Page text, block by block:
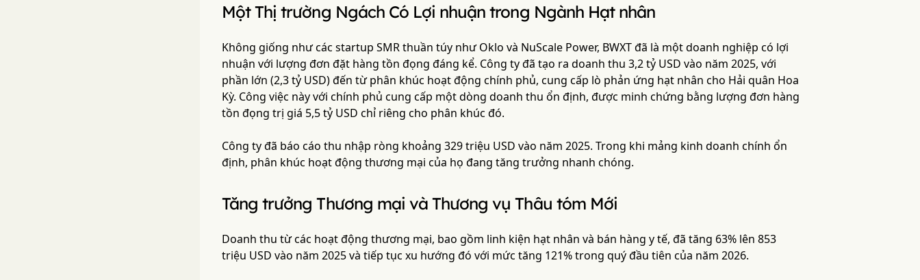
Một Thị trường Ngách Có Lợi nhuận trong Ngành Hạt nhân
Không giống như các startup SMR thuần túy như Oklo và NuScale Power, BWXT đã là một doanh nghiệp có lợi
nhuận với lượng đơn đặt hàng tồn đọng đáng kể. Công ty đã tạo ra doanh thu 3,2 tỷ USD vào năm 2025, với
phần lớn (2,3 tỷ USD) đến từ phân khúc hoạt động chính phủ, cung cấp lò phản ứng hạt nhân cho Hải quân Hoa
Kỳ. Công việc này với chính phủ cung cấp một dòng doanh thu ổn định, được minh chứng bằng lượng đơn hàng
tồn đọng trị giá 5,5 tỷ USD chỉ riêng cho phân khúc đó.
Công ty đã báo cáo thu nhập ròng khoảng 329 triệu USD vào năm 2025. Trong khi mảng kinh doanh chính ổn
định, phân khúc hoạt động thương mại của họ đang tăng trưởng nhanh chóng.
Tăng trưởng Thương mại và Thương vụ Thâu tóm Mới
Doanh thu từ các hoạt động thương mại, bao gồm linh kiện hạt nhân và bán hàng y tế, đã tăng 63% lên 853
triệu USD vào năm 2025 và tiếp tục xu hướng đó với mức tăng 121% trong quý đầu tiên của năm 2026.